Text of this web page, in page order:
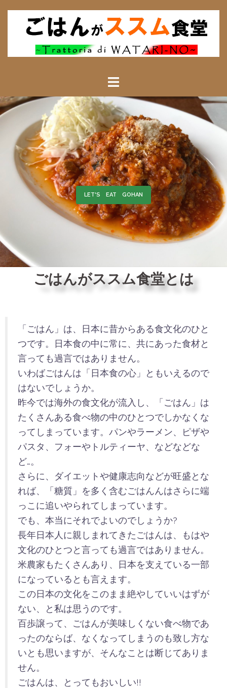
ごはんによる――
LET'S EAT GOHAN
ごはんがススム食堂とは
「ごはん」は、日本に昔からある食文化のひと
つです。日本食の中に常に、共にあった食材と
言っても過言ではありません。
いわばごはんは「日本食の心」ともいえるので
はないでしょうか。
昨今では海外の食文化が流入し、「ごはん」は
たくさんある食べ物の中のひとつでしかなくな
ってしまっています。パンやラーメン、ピザや
パスタ、フォーやトルティーヤ、などなどな
ど…。
さらに、ダイエットや健康志向などが旺盛とな
れば、「糖質」を多く含むごはんんはさらに端
っこに追いやられてしまっています。
でも、本当にそれでよいのでしょうか?
長年日本人に親しまれてきたごはんは、もはや
文化のひとつと言っても過言ではありません。
米農家もたくさんあり、日本を支えている一部
になっているとも言えます。
この日本の文化をこのまま絶やしていいはずが
ない、と私は思うのです。
百歩譲って、ごはんが美味しくない食べ物であ
ったのならば、なくなってしまうのも致し方な
いとも思いますが、そんなことは断じてありま
せん。
ごはんは、とってもおいしい!!